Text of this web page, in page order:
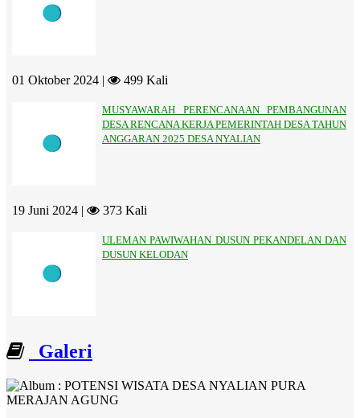
01 Oktober 2024 | 499 Kali
MUSYAWARAH PERENCANAAN PEMBANGUNAN
DESA RENCANA KERJA PEMERINTAH DESA TAHUN
ANGGARAN 2025 DESA NYALIAN
19 Juni 2024 | 373 Kali
ULEMAN PAWIWAHAN DUSUN PEKANDELAN DAN
DUSUN KELODAN
Galeri